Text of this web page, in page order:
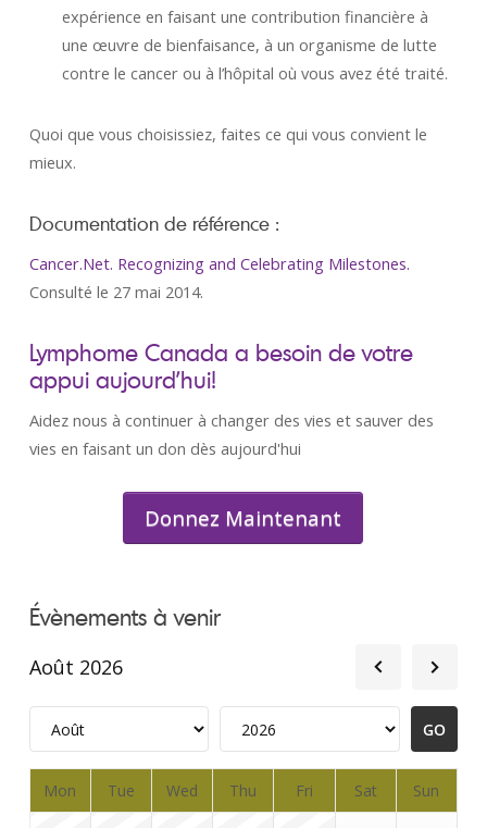
expérience en faisant une contribution financière à
une œuvre de bienfaisance, à un organisme de lutte
contre le cancer ou à l’hôpital où vous avez été traité.
Quoi que vous choisissiez, faites ce qui vous convient le
mieux.
Documentation de référence :
Cancer.Net. Recognizing and Celebrating Milestones.
Consulté le 27 mai 2014.
Lymphome Canada a besoin de votre
appui aujourd’hui!
Aidez nous à continuer à changer des vies et sauver des
vies en faisant un don dès aujourd'hui
Donnez Maintenant
Évènements à venir
Août 2026
Mon Tue Wed Thu Fri Sat Sun